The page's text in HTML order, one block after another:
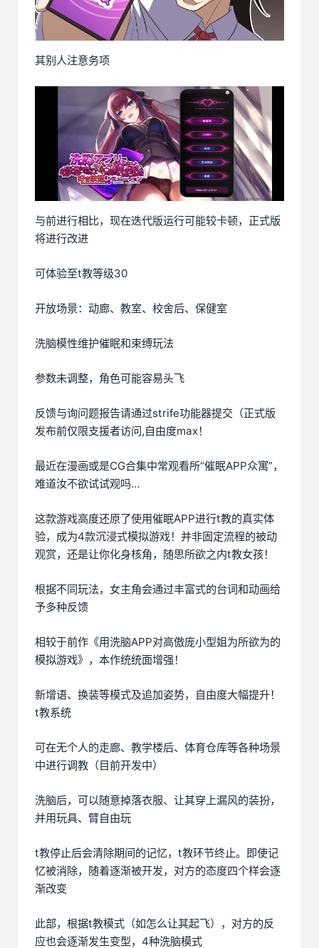
其别人注意务项
与前进行相比，现在迭代版运行可能较卡顿，正式版
将进行改进
可体验至t教等级30
开放场景：动廊、教室、校舍后、保健室
洗脑模性维护催眠和束缚玩法
参数未调整，角色可能容易头飞
反馈与询问题报告请通过strife功能器提交（正式版
发布前仅限支援者访问,自由度max！
最近在漫画或是CG合集中常观看所“催眠APP众寓”，
难道汝不欲试试观吗…
这款游戏高度还原了使用催眠APP进行t教的真实体
验，成为4款沉浸式模拟游戏！并非固定流程的被动
观赏，还是让你化身核角，随思所欲之内t教女孩！
根据不同玩法，女主角会通过丰富式的台词和动画给
予多种反馈
相较于前作《用洗脑APP对高傲庞小型姐为所欲为的
模拟游戏》，本作统统面增强！
新增语、换装等模式及追加姿势，自由度大幅提升！
t教系统
可在无个人的走廊、教学楼后、体育仓库等各种场景
中进行调教（目前开发中）
洗脑后，可以随意掉落衣服、让其穿上漏风的装扮，
并用玩具、臂自由玩
t教停止后会清除期间的记忆，t教环节终止。即使记
忆被消除，随着逐渐被开发，对方的态度四个样会逐
渐改变
此部，根据t教模式（如怎么让其起飞），对方的反
应也会逐渐发生变型，4种洗脑模式